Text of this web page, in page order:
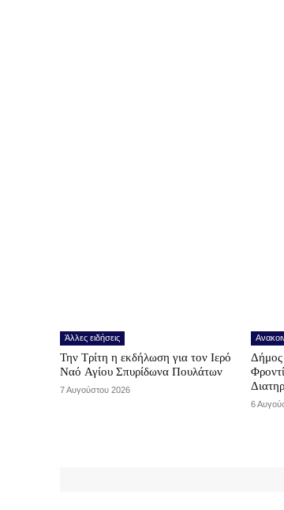
Άλλες ειδήσεις
Την Τρίτη η εκδήλωση για τον Ιερό
Ναό Αγίου Σπυρίδωνα Πουλάτων
7 Αυγούστου 2026
Δήμος
6